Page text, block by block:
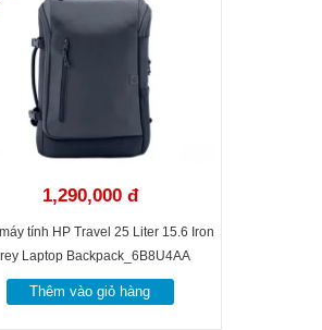
1,290,000 đ
tính HP Travel 25 Liter 15.6 Iron
Laptop Backpack_6B8U4AA
Thêm vào giỏ hàng